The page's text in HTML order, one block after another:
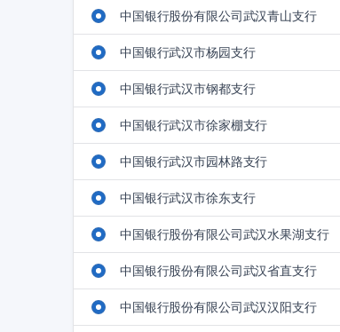
中国银行股份有限公司武汉青山支行
中国银行武汉市杨园支行
中国银行武汉市钢都支行
中国银行武汉市徐家棚支行
中国银行武汉市园林路支行
中国银行武汉市徐东支行
中国银行股份有限公司武汉水果湖支行
中国银行股份有限公司武汉省直支行
中国银行股份有限公司武汉汉阳支行